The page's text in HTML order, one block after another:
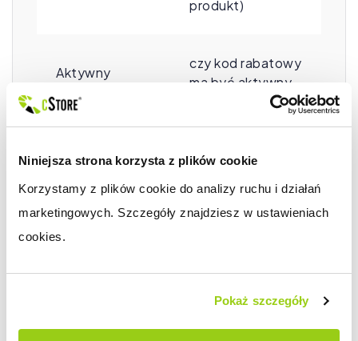
Niniejsza strona korzysta z plików cookie
Korzystamy z plików cookie do analizy ruchu i działań
marketingowych. Szczegóły znajdziesz w ustawieniach
cookies.
Pokaż szczegóły
produkt)
Aktywny
czy kod rabatowy
ma być aktywny
Wartość
rabatowego, w
wybranej pozycji
w polu ‚Typ’
Rabat tylko na
obowiązywał